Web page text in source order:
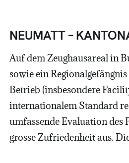
NEUMATT –
Auf dem Zeughausareal in
sowie ein
Betrieb (insbesondere
internationalem Standard
umfassende Evaluation des
grosse Zufriedenheit aus.